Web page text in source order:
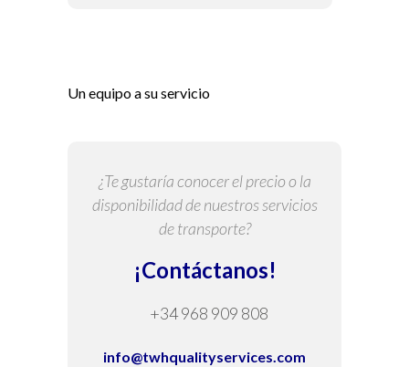
Un equipo a su servicio
¿Te gustaría conocer el precio o la
disponibilidad de nuestros servicios
de transporte?
¡Contáctanos!
+34 968 909 808
info@twhqualityservices.com